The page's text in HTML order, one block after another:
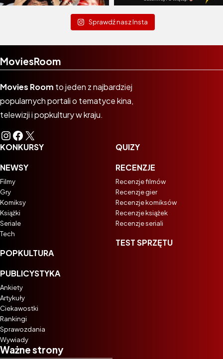
Sprawdź nasz Insta
MoviesRoom
Movies Room to jeden z najbardziej
popularnych portali o tematyce kina,
telewizji i popkultury w kraju.
Instagram
Facebook
X
KONKURSY
NEWSY
Filmy
Gry
Komiksy
Książki
Seriale
Tech
POPKULTURA
PUBLICYSTYKA
Ankiety
Artykuły
Ciekawostki
Rankingi
Sprawozdania
Wywiady
QUIZY
RECENZJE
Recenzje filmów
Recenzje gier
Recenzje komiksów
Recenzje książek
Recenzje seriali
TEST SPRZĘTU
Ważne strony